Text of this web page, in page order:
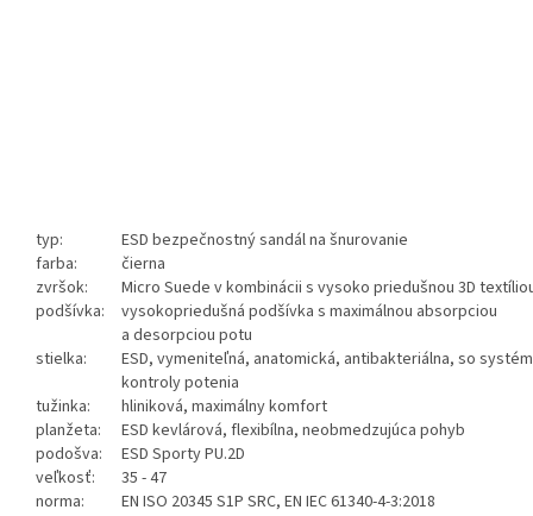
typ:
ESD bezpečnostný sandál na šnurovanie
farba:
čierna
zvršok:
Micro Suede v kombinácii s vysoko priedušnou 3D
podšívka:
vysokopriedušná podšívka s maximálnou absorpciou
a desorpciou potu
stielka:
ESD, vymeniteľná, anatomická, antibakteriálna, so
kontroly potenia
tužinka:
hliniková, maximálny komfort
planžeta:
ESD kevlárová, flexibílna, neobmedzujúca pohyb
podošva:
ESD Sporty PU.2D
veľkosť:
35 - 47
norma:
EN ISO 20345 S1P SRC, EN IEC 61340-4-3:2018